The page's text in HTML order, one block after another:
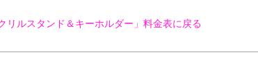
リルスタンド＆キーホルダー」 料金表に戻る